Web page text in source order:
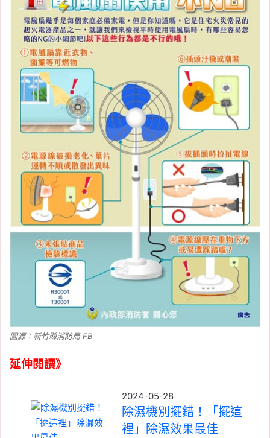
圖源：新竹縣消防局 FB
延伸閱讀》
2024-05-28
除濕機別擺錯！「擺這
裡」除濕效果最佳